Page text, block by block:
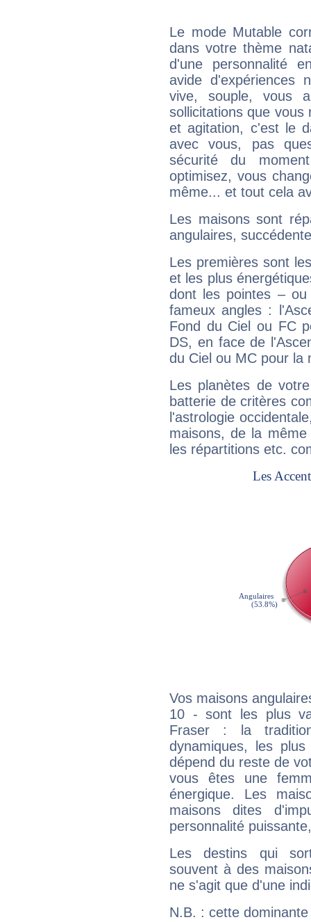
Le mode Mutable
dans votre thème
d'une personnalité
avide d'expériences
vive, souple, vous
sollicitations que vous
et agitation, c'est le
avec vous, pas
sécurité du
optimisez, vous
même... et tout cela
Les maisons sont
angulaires,
Les premières sont
et les plus
dont les pointes –
fameux angles :
Fond du Ciel ou FC
DS, en face de
du Ciel ou MC pour la
Les planètes de
batterie de critères
l'astrologie
maisons, de la
les répartitions etc.
Vos maisons
10 - sont les plus
Fraser : la
dynamiques, les
dépend du reste de
vous êtes une
énergique. Les
maisons dites
personnalité
Les destins qui
souvent à des
ne s'agit que d'une
N.B. : cette